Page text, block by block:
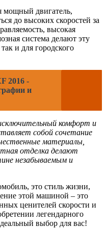
мощный двигатель,
до высоких скоростей за
высокая
система делают эту
и для городского
2016 -
и
комфорт и
собой сочетание
материалы,
отделка делают
незабываемым и
это стиль жизни,
этой машиной – это
ценителей скорости и
легендарного
выбор для вас!